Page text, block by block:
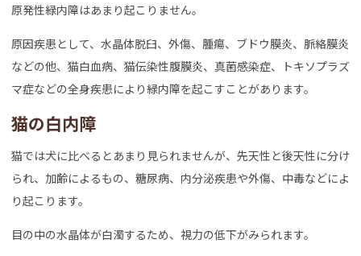
原発性緑内障はあまり起こりません。
原因疾患として、水晶体脱臼、外傷、腫瘍、ブドウ膜炎、脈絡膜炎
などの他、猫白血病、猫伝染性腹膜炎、真菌感染症、トキソプラズ
マ症などの全身疾患により緑内障を起こすことがあります。
猫の白内障
猫では犬に比べるとあまり見られませんが、先天性と後天性に分け
られ、加齢によるもの、糖尿病、内分泌疾患や外傷、中毒などによ
り起こります。
目の中の水晶体が白濁するため、視力の低下がみられます。